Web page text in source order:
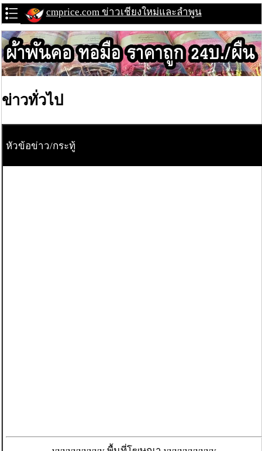
cmprice.com ข่าวเชียงใหม่และลำพูน
ข่าวทั่วไป
หัวข้อข่าว/กระทู้